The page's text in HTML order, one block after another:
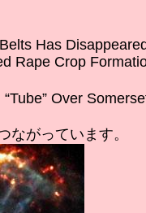
Has
Rape Crop
Over
ながっています。